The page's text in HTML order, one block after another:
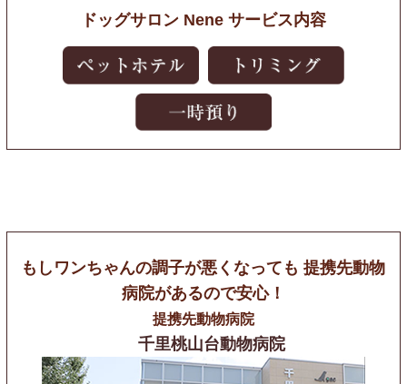
ドッグサロン Nene サービス内容
もしワンちゃんの調子が悪くなっても 提携先動物
病院があるので安心！
提携先動物病院
千里桃山台動物病院